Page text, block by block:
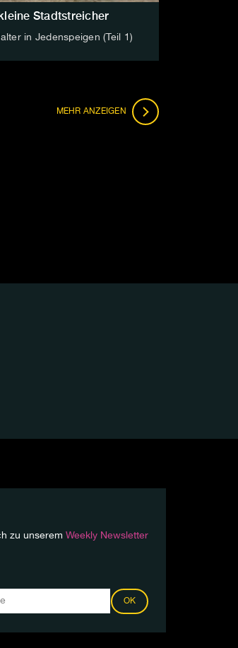
Stadtstreicher
in Jedenspeigen (Teil 1)
MEHR FOLGEN
ANZEIGEN
zu unserem Weekly Newsletter
OK